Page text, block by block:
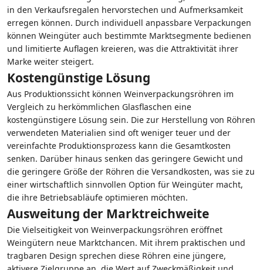
in den Verkaufsregalen hervorstechen und Aufmerksamkeit
erregen können. Durch individuell anpassbare Verpackungen
können Weingüter auch bestimmte Marktsegmente bedienen
und limitierte Auflagen kreieren, was die Attraktivität ihrer
Marke weiter steigert.
Kostengünstige Lösung
Aus Produktionssicht können Weinverpackungsröhren im
Vergleich zu herkömmlichen Glasflaschen eine
kostengünstigere Lösung sein. Die zur Herstellung von Röhren
verwendeten Materialien sind oft weniger teuer und der
vereinfachte Produktionsprozess kann die Gesamtkosten
senken. Darüber hinaus senken das geringere Gewicht und
die geringere Größe der Röhren die Versandkosten, was sie zu
einer wirtschaftlich sinnvollen Option für Weingüter macht,
die ihre Betriebsabläufe optimieren möchten.
Ausweitung der Marktreichweite
Die Vielseitigkeit von Weinverpackungsröhren eröffnet
Weingütern neue Marktchancen. Mit ihrem praktischen und
tragbaren Design sprechen diese Röhren eine jüngere,